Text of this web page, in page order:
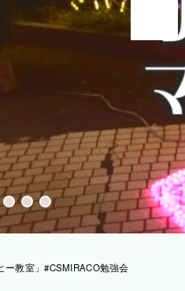
ー教室」#CSMIRACO勉強会